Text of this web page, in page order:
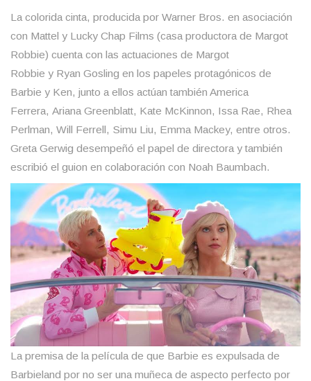
La colorida cinta, producida por Warner Bros. en asociación
con Mattel y Lucky Chap Films (casa productora de Margot
Robbie) cuenta con las actuaciones de Margot
Robbie y Ryan Gosling en los papeles protagónicos de
Barbie y Ken, junto a ellos actúan también America
Ferrera, Ariana Greenblatt, Kate McKinnon, Issa Rae, Rhea
Perlman, Will Ferrell, Simu Liu, Emma Mackey, entre otros.
Greta Gerwig desempeñó el papel de directora y también
escribió el guion en colaboración con Noah Baumbach.
La premisa de la película de que Barbie es expulsada de
Barbieland por no ser una muñeca de aspecto perfecto por